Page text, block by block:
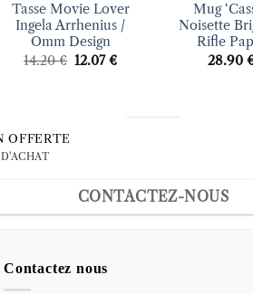
Tasse Movie Lover
Ingela Arrhenius /
Omm Design
14.20€ Le
12.07€Le
Mug
Noisette
Rifle
28.90
OFFERTE
CONTACTEZ-NOUS
Contactez nous